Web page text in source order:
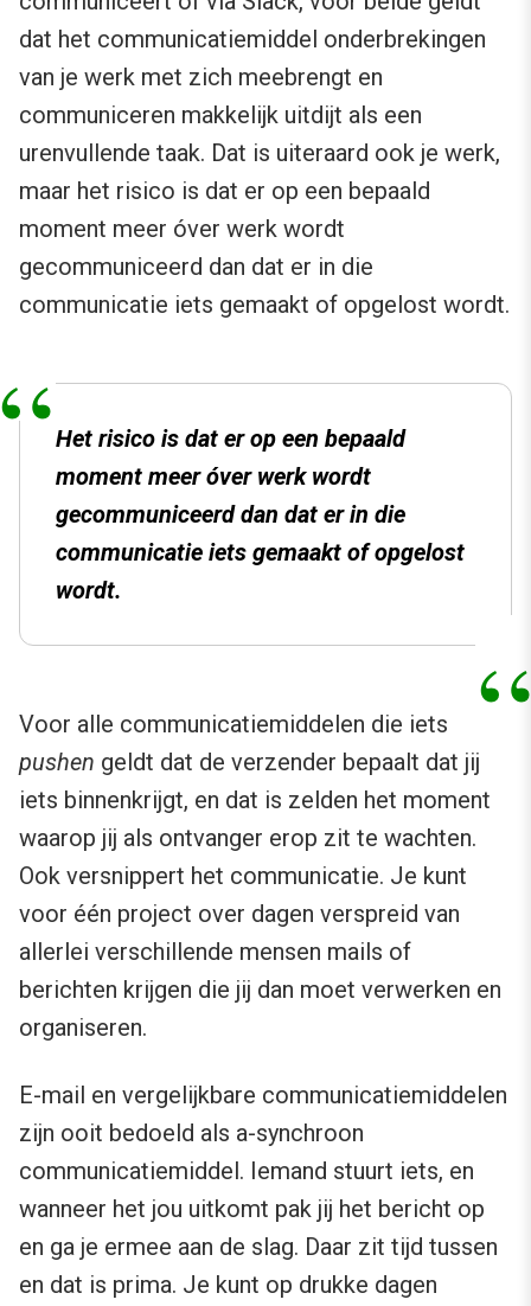
dat het communicatiemiddel onderbrekingen
van je werk met zich meebrengt en
communiceren makkelijk uitdijt als een
urenvullende taak. Dat is uiteraard ook je werk,
maar het risico is dat er op een bepaald
moment meer óver werk wordt
gecommuniceerd dan dat er in die
communicatie iets gemaakt of opgelost wordt.
Het risico is dat er op een bepaald
moment meeróverwerk wordt
gecommuniceerd dan dat er in die
communicatie iets gemaakt of opgelost
wordt.
Voor alle communicatiemiddelen die iets
pushen geldt dat de verzender bepaalt dat jij
iets binnenkrijgt, en dat is zelden het moment
waarop jij als ontvanger erop zit te wachten.
Ook versnippert het communicatie. Je kunt
voor één project over dagen verspreid van
allerlei verschillende mensen mails of
berichten krijgen die jij dan moet verwerken en
organiseren.
E-mail en vergelijkbare communicatiemiddelen
zijn ooit bedoeld als a-synchroon
communicatiemiddel. Iemand stuurt iets, en
wanneer het jou uitkomt pak jij het bericht op
en ga je ermee aan de slag. Daar zit tijd tussen
en dat is prima. Je kunt op drukke dagen